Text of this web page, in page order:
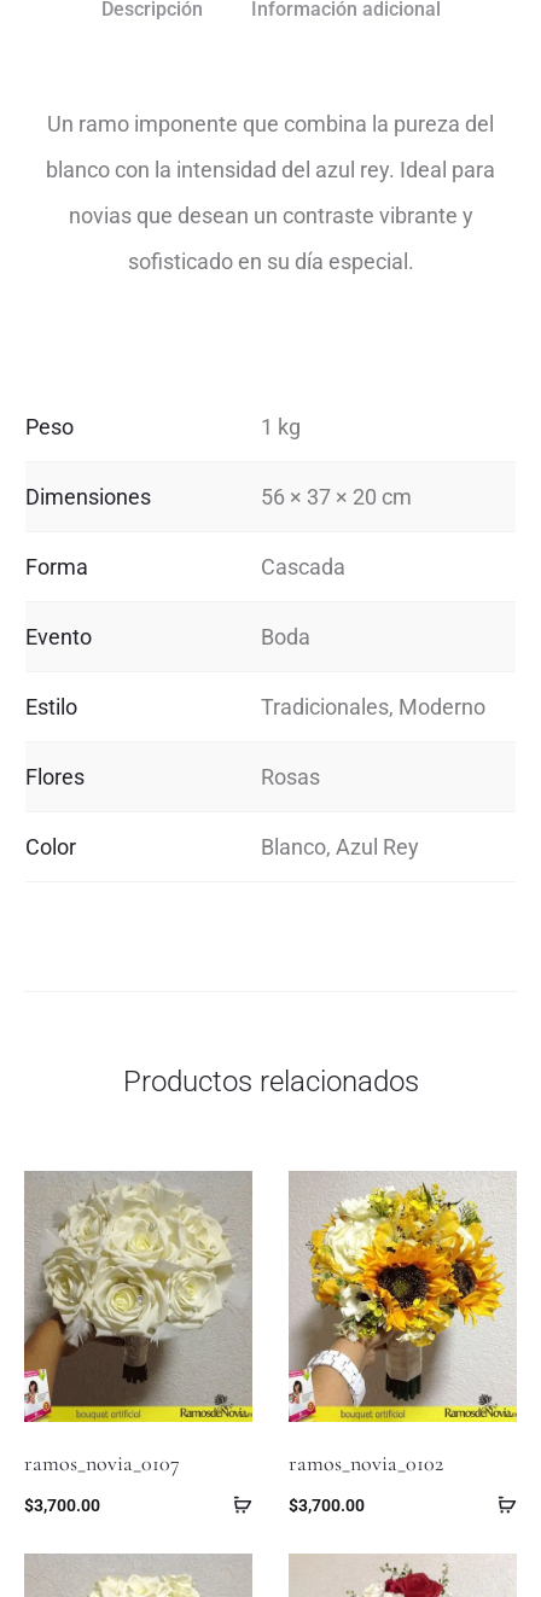
Descripción Información adicional
Un ramo imponente que combina la pureza del
blanco con la intensidad del azul rey. Ideal para
novias que desean un contraste vibrante y
sofisticado en su día especial.
Peso 1 kg
Dimensiones 56 × 37 × 20 cm
Forma Cascada
Evento Boda
Estilo Tradicionales, Moderno
Flores Rosas
Color Blanco, Azul Rey
Productos relacionados
ramos_novia_0107
$3,700.00
ramos_novia_0102
$3,700.00